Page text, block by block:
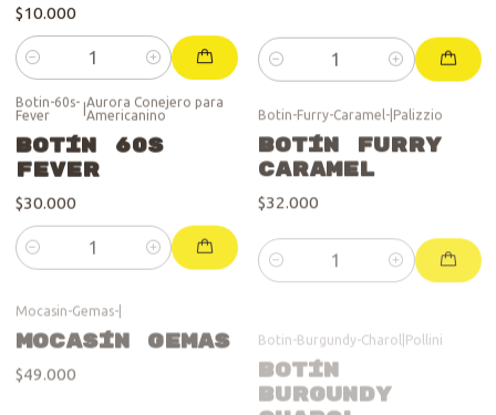
$10.000
Cantidad Cantidad
Fever
Americanino
Botín 60s
Fever
Cantidad
Botín Furry
Caramel
$32.000
Cantidad
Mocasin-Gemas- Botin-Burgundy-Charol| Pollini
Charol
$32.000